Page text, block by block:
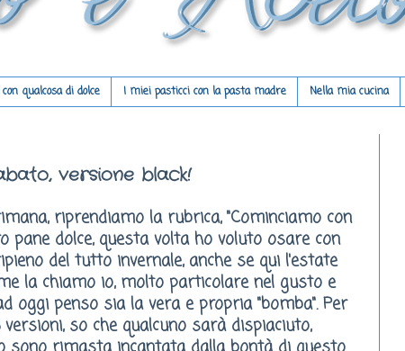
qualcosa di dolce I miei pasticci con la pasta madre Nella mia cucina
versione black!
riprendiamo la rubrica, "Cominciamo con
pane dolce, questa volta ho voluto osare con
del tutto invernale, anche se qui l'estate
la chiamo io, molto particolare nel gusto e
oggi penso sia la vera e propria "bomba". Per
so che qualcuno sarà dispiaciuto,